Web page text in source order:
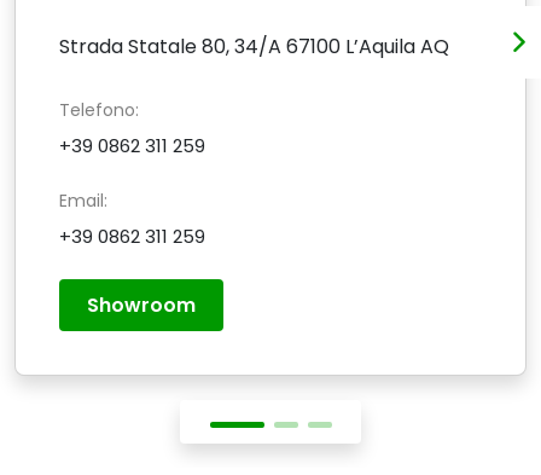
Strada Statale 80, 34/A 67100 L’Aquila AQ
Telefono:
+39 0862 311 259
Email:
+39 0862 311 259
Showroom